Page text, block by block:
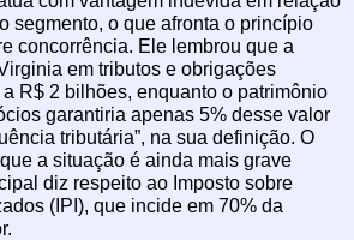
segmento, o que afronta o princípio
concorrência. Ele lembrou que a
em tributos e obrigações
R$ 2 bilhões, enquanto o patrimônio
garantiria apenas 5% desse valor
tributária”, na sua definição. O
a situação é ainda mais grave
diz respeito ao Imposto sobre
(IPI), que incide em 70% da